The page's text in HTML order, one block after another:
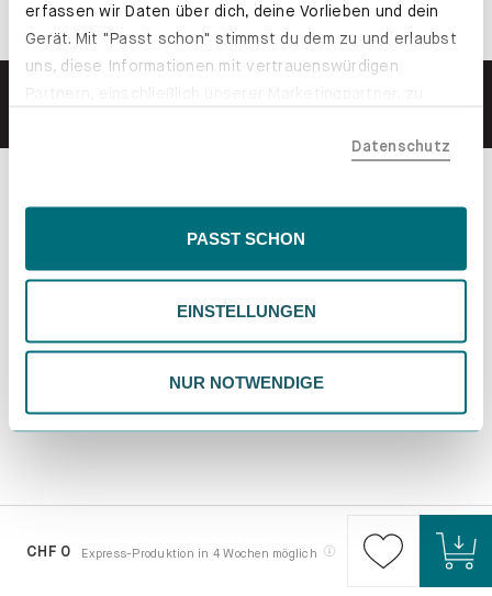
erfassen wir Daten über dich, deine Vorlieben und dein
Gerät. Mit "Passt schon" stimmst du dem zu und erlaubst
uns, diese Informationen mit vertrauenswürdigen
der EU, beispielsweise in den USA, verarbeitet werden
Inhalte eingeschränkt sein könnten. Wähle
deiner Präferenzen. Du kannst deine Wahl jederzeit
ändern. Weitere Informationen findest du in unserer
Datenschutzrichtlinie.
Datenschutz
PASST SCHON
EINSTELLUNGEN
NUR NOTWENDIGE
CHF 0 Express-Produktion in 4 Wochen möglich